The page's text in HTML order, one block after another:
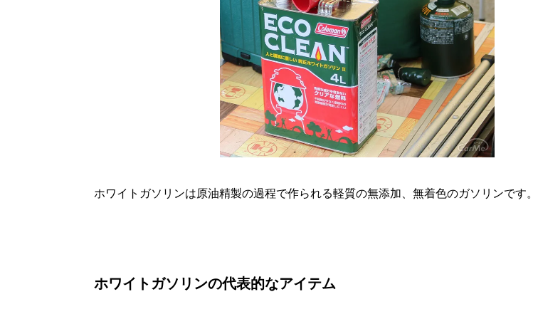
ホワイトガソリンは原油精製の過程で作られる軽質の無添加、無着色のガソリンです。
ホワイトガソリンの代表的なアイテム